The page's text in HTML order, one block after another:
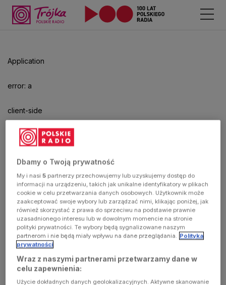
Application
error: a
client-side
exception
has
occurred
(see the
browser
console for
aby
odtwarzać.
Dbamy o Twoją prywatność
My i nasi5 partnerzy przechowujemy lub uzyskujemy dostęp do
informacji na urządzeniu, takich jak unikalne identyfikatory w plikach
cookie w celu przetwarzania danych osobowych. Użytkownik może
zaakceptować swoje wybory lub zarządzać nimi, klikając poniżej, jak
również skorzystać z prawa do sprzeciwu na podstawie prawnie
uzasadnionego interesu lub w dowolnym momencie na stronie
polityki prywatności. Te wybory będą sygnalizowane naszym
partnerom i nie będą miały wpływu na dane przeglądania. Polityka
prywatności
Wraz z naszymi partnerami przetwarzamy dane w
celu zapewnienia:
Użycie dokładnych danych geolokalizacyjnych. Aktywne skanowanie